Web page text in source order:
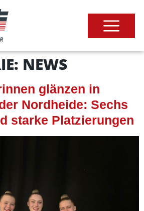
NEWS
glänzen in
Nordheide: Sechs
starke Platzierungen